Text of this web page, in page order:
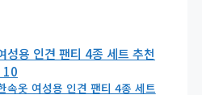
성용 인견 팬티 4종 세트 추천
10
속옷 여성용 인견 팬티 4종 세트